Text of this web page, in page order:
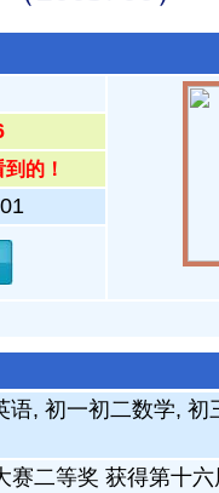
的！
, 初一初二数学, 初
二等奖 获得第十